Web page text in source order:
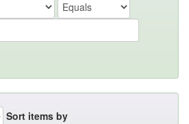
Sort items by